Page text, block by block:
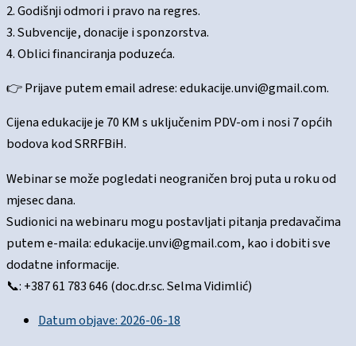
2. Godišnji odmori i pravo na regres.
3. Subvencije, donacije i sponzorstva.
4. Oblici financiranja poduzeća.
👉 Prijave putem email adrese: edukacije.unvi@gmail.com.
Cijena edukacije je 70 KM s uključenim PDV-om i nosi 7 općih
bodova kod SRRFBiH.
Webinar se može pogledati neograničen broj puta u roku od
mjesec dana.
Sudionici na webinaru mogu postavljati pitanja predavačima
putem e-maila: edukacije.unvi@gmail.com, kao i dobiti sve
dodatne informacije.
📞: +387 61 783 646 (doc.dr.sc. Selma Vidimlić)
Datum objave:2026-06-18